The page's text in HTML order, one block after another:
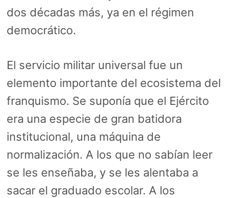
dos décadas más, ya en el régimen
democrático.
El servicio militar universal fue un
elemento importante del ecosistema del
franquismo. Se suponía que el Ejército
era una especie de gran batidora
institucional, una máquina de
normalización. A los que no sabían leer
se les enseñaba, y se les alentaba a
sacar el graduado escolar. A los